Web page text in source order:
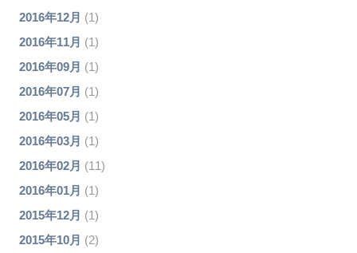
2016年12月 (1)
2016年11月 (1)
2016年09月 (1)
2016年07月 (1)
2016年05月 (1)
2016年03月 (1)
2016年02月 (11)
2016年01月 (1)
2015年12月 (1)
2015年10月 (2)